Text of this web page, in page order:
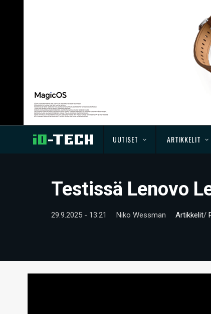
UUTISET ARTIKKELIT
Testissä Lenovo
29.9.2025 - 13:21 Niko Wessman Artikkelit/